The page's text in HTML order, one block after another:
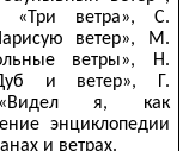
«Три ветра», С.
ветер», М.
ветры», Н.
и ветер», Г.
я, как
энциклопедии
и ветрах.